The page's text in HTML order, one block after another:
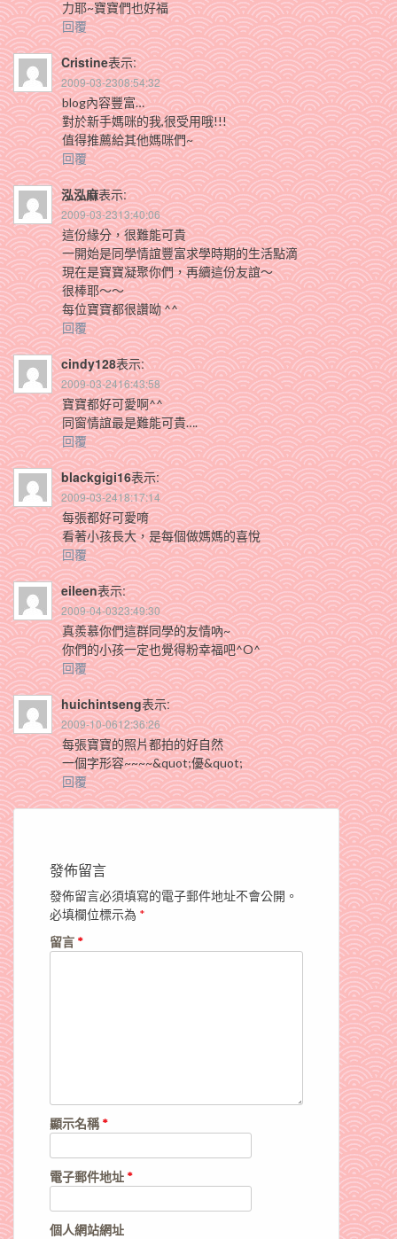
力耶~寶寶們也好福
回覆
Cristine表示:
2009-03-2308:54:32
blog內容豐富…
對於新手媽咪的我,很受用哦!!!
值得推薦給其他媽咪們~
回覆
泓泓麻表示:
2009-03-2313:40:06
這份緣分，很難能可貴
一開始是同學情誼豐富求學時期的生活點滴
現在是寶寶凝聚你們，再續這份友誼～
很棒耶～～
每位寶寶都很讚呦 ^^
回覆
cindy128表示:
2009-03-2416:43:58
寶寶都好可愛啊^^
同窗情誼最是難能可貴….
回覆
blackgigi16表示:
2009-03-2418:17:14
每張都好可愛唷
看著小孩長大，是每個做媽媽的喜悅
回覆
eileen表示:
2009-04-0323:49:30
真羨慕你們這群同學的友情吶~
你們的小孩一定也覺得粉幸福吧^O^
回覆
huichintseng表示:
2009-10-0612:36:26
每張寶寶的照片都拍的好自然
一個字形容~~~~&quot;優&quot;
回覆
發佈留言
發佈留言必須填寫的電子郵件地址不會公開。
必填欄位標示為 *
留言 *
顯示名稱*
電子郵件地址 *
個人網站網址